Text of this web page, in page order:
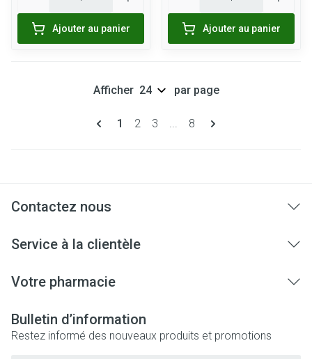
Ajouter au panier Ajouter au panier
Pages
Vous lisez actuellement la page
1 Page
2 Page
3 ... Page
8
Afficher par page
Contactez nous
Service à la clientèle
Votre pharmacie
Bulletin d’information
Restez informé des nouveaux produits et promotions